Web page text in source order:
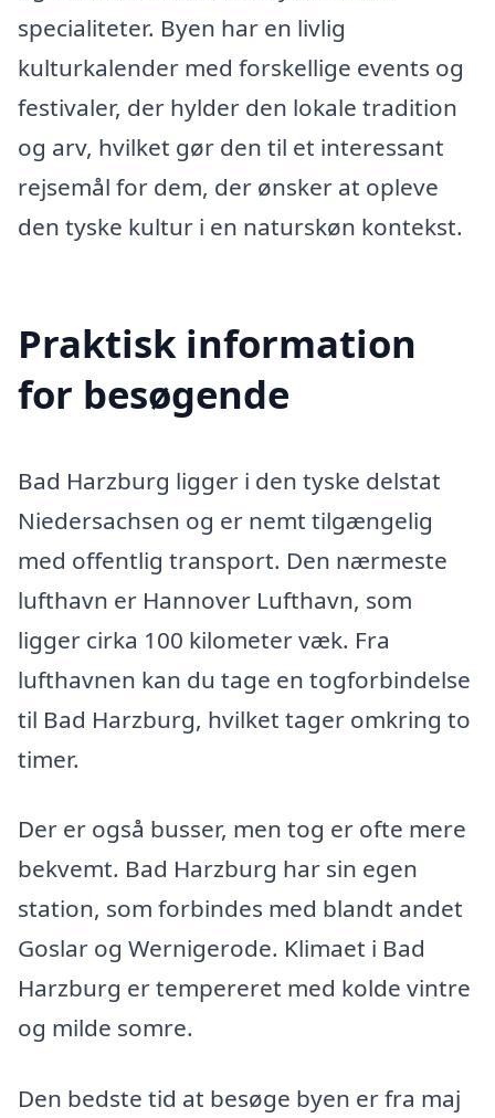
specialiteter. Byen har en livlig
kulturkalender med forskellige events og
festivaler, der hylder den lokale tradition
og arv, hvilket gør den til et interessant
rejsemål for dem, der ønsker at opleve
den tyske kultur i en naturskøn kontekst.
Praktisk information
for besøgende
Bad Harzburg ligger i den tyske delstat
Niedersachsen og er nemt tilgængelig
med offentlig transport. Den nærmeste
lufthavn er Hannover Lufthavn, som
ligger cirka 100 kilometer væk. Fra
lufthavnen kan du tage en togforbindelse
til Bad Harzburg, hvilket tager omkring to
timer.
Der er også busser, men tog er ofte mere
bekvemt. Bad Harzburg har sin egen
station, som forbindes med blandt andet
Goslar og Wernigerode. Klimaet i Bad
Harzburg er tempereret med kolde vintre
og milde somre.
Den bedste tid at besøge byen er fra maj